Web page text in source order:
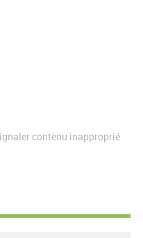
contenu inapproprié